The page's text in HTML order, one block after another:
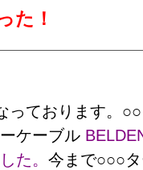
た！
っております。
ケーブル
た。 今まで○○○